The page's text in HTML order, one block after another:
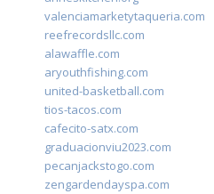
valenciamarketytaqueria.com
reefrecordsllc.com
alawaffle.com
aryouthfishing.com
united-basketball.com
tios-tacos.com
cafecito-satx.com
graduacionviu2023.com
pecanjackstogo.com
zengardendayspa.com